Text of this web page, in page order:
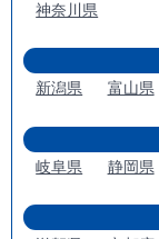
神奈川県
新潟県
富山県
岐阜県
静岡県